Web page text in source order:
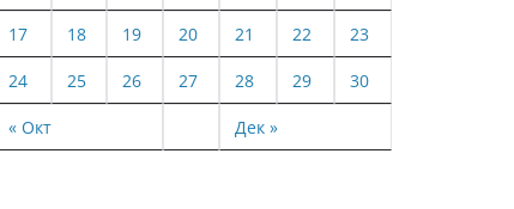
« Окт Дек »
17 18 19 20 21 22 23
24 25 26 27 28 29 30